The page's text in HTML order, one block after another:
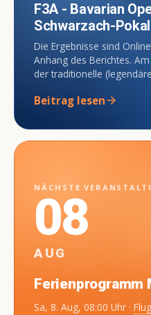
F3A - Bavarian
Schwarzach-Pokal
Die Ergebnisse sind
Anhang des Berichtes. Am 25.07. fand wieder einmal
der traditionelle
Beitrag lesen arrow_forward
NÄCHSTE
08
AUG
Ferienprogramm
Sa, 8. Aug, 08:00 Uhr ·